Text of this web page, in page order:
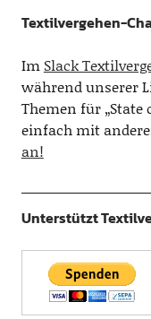
Textilvergehen-
Im Slack
während unserer
Themen für „State
einfach mit
an!
Unterstützt